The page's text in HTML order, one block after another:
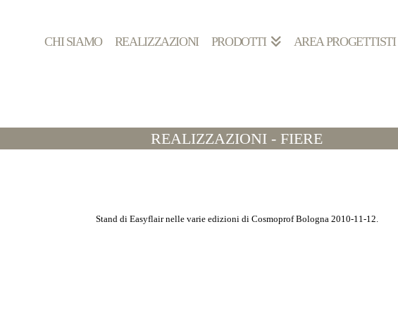
CHI SIAMO REALIZZAZIONI PRODOTTI AREA PROGETTISTI
REALIZZAZIONI - FIERE
Stand di Easyflair nelle varie edizioni di Cosmoprof Bologna 2010-11-12.